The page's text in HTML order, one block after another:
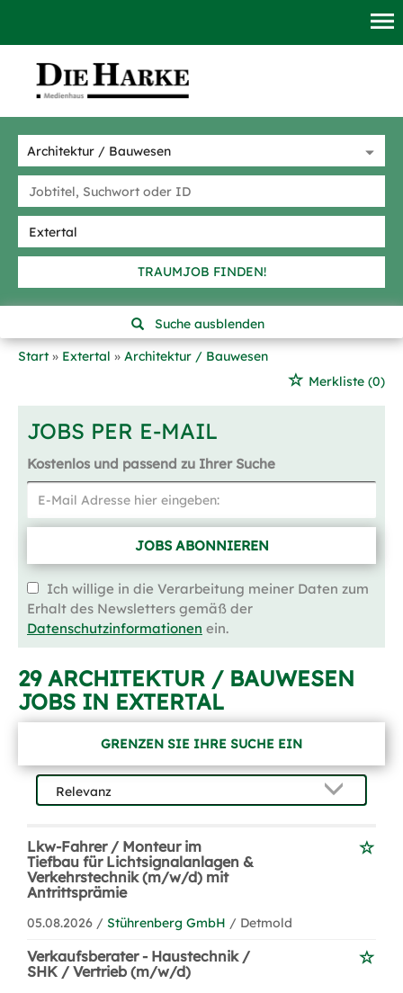
TRAUMJOB FINDEN!
Suche ausblenden
Start
Extertal
Architektur / Bauwesen
Merkliste (0)
JOBS PER E-MAIL
Kostenlos und passend zu Ihrer Suche
JOBS ABONNIEREN
Ich willige in die Verarbeitung meiner Daten zum
Erhalt des Newsletters gemäß der
Datenschutzinformationen ein.
29 ARCHITEKTUR / BAUWESEN
JOBS IN EXTERTAL
GRENZEN SIE IHRE SUCHE EIN
Lkw-Fahrer / Monteur im
Tiefbau für Lichtsignalanlagen &
Verkehrstechnik (m/w/d) mit
Antrittsprämie
05.08.2026 / Stührenberg GmbH / Detmold
Verkaufsberater - Haustechnik /
SHK / Vertrieb (m/w/d)